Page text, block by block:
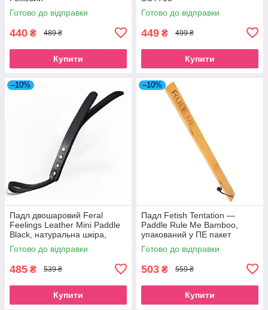
Готово до відправки
440 ₴ 489 ₴
Купити
Готово до відправки
449 ₴ 499 ₴
Купити
–10%
Падл двошаровий Feral
Feelings Leather Mini Paddle
Black, натуральна шкіра,
black SO8262
Готово до відправки
485 ₴ 539 ₴
Купити
–10%
Падл Fetish Tentation —
Paddle Rule Me Bamboo,
упакований у ПЕ пакет
SO7007
Готово до відправки
503 ₴ 559 ₴
Купити